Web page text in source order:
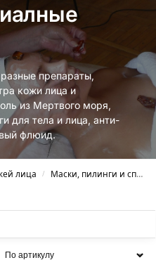
препараты,
кожи лица и
из Мертвого моря,
для тела и лица, анти-
флюид.
лица / Маски, пилинги и специалные препараты